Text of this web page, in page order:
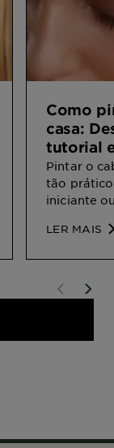
Como
casa:
tutorial
passo
Pintar o
tão
iniciante
dicas para
LER MAIS